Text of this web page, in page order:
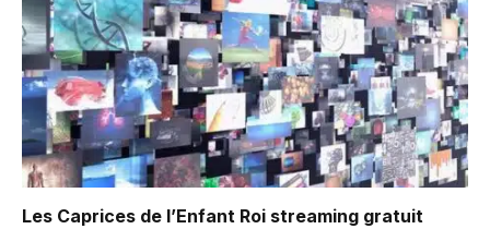
Les Caprices de l’Enfant Roi streaming gratuit